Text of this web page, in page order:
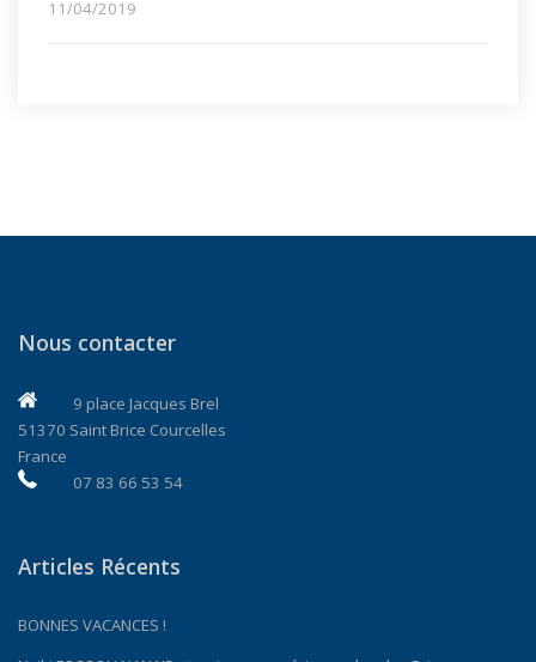
11/04/2019
Nous contacter
9 place Jacques Brel
51370 Saint Brice Courcelles
France
07 83 66 53 54
Articles Récents
BONNES VACANCES !